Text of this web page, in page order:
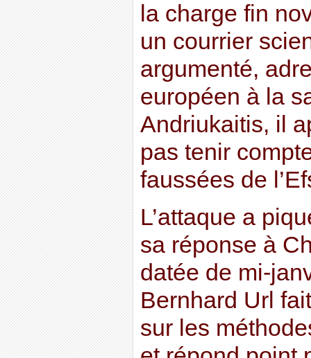
la charge fin
un courrier
argumenté,
européen à la
Andriukaitis, il
pas tenir
faussées de
L’attaque a
sa réponse à
datée de mi-
Bernhard Url
sur les